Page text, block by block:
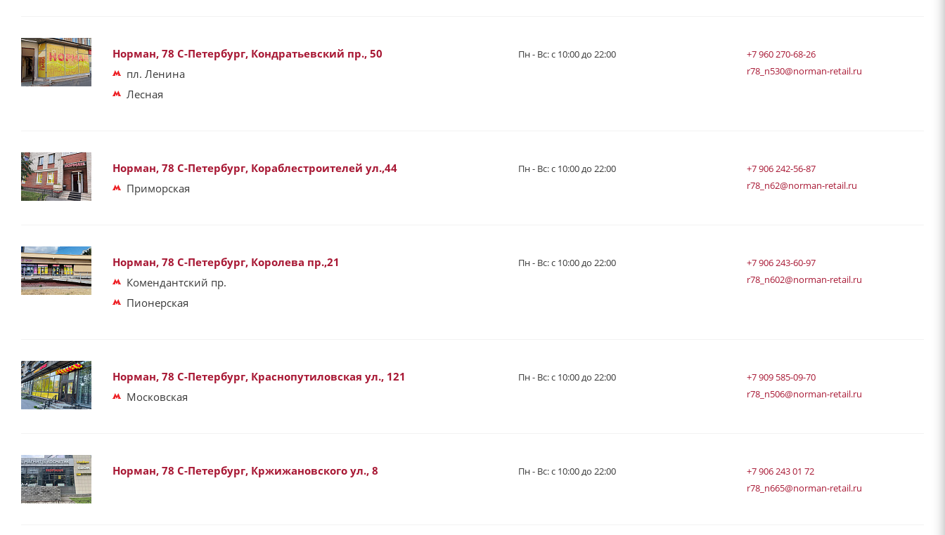
Норман, 78 С-Петербург, Кондратьевский пр., 50
пл. Ленина
Лесная
Пн - Вс: с 10:00 до 22:00
+7 960 270-68-26
r78_n530@norman-retail.ru
Норман, 78 С-Петербург, Кораблестроителей ул.,44
Приморская
Пн - Вс: с 10:00 до 22:00
+7 906 242-56-87
r78_n62@norman-retail.ru
Норман, 78 С-Петербург, Королева пр.,21
Комендантский пр.
Пионерская
Пн - Вс: с 10:00 до 22:00
+7 906 243-60-97
r78_n602@norman-retail.ru
Норман, 78 С-Петербург, Краснопутиловская ул., 121
Московская
Пн - Вс: с 10:00 до 22:00
+7 909 585-09-70
r78_n506@norman-retail.ru
Норман, 78 С-Петербург, Кржижановского ул., 8 Пн - Вс: с 10:00 до 22:00
+7 906 243 01 72
r78_n665@norman-retail.ru